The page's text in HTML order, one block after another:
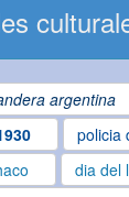
argentina
policia
dia del